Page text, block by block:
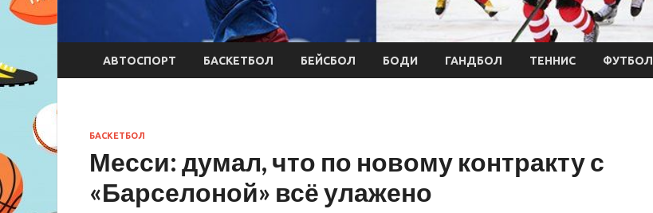
АВТОСПОРТ БАСКЕТБОЛ БЕЙСБОЛ БОДИ ГАНДБОЛ ТЕННИС ФУТБОЛ
БАСКЕТБОЛ
Месси: думал, что по новому контракту с
«Барселоной» всё улажено